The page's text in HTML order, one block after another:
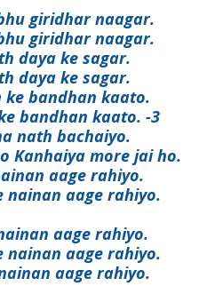
giridhar naagar.
giridhar naagar.
daya ke sagar.
daya ke sagar.
ke bandhan kaato.
bandhan kaato. -3
nath bachaiyo.
Kanhaiya more jai ho.
aage rahiyo.
nainan aage rahiyo.
aage rahiyo.
nainan aage rahiyo.
aage rahiyo.